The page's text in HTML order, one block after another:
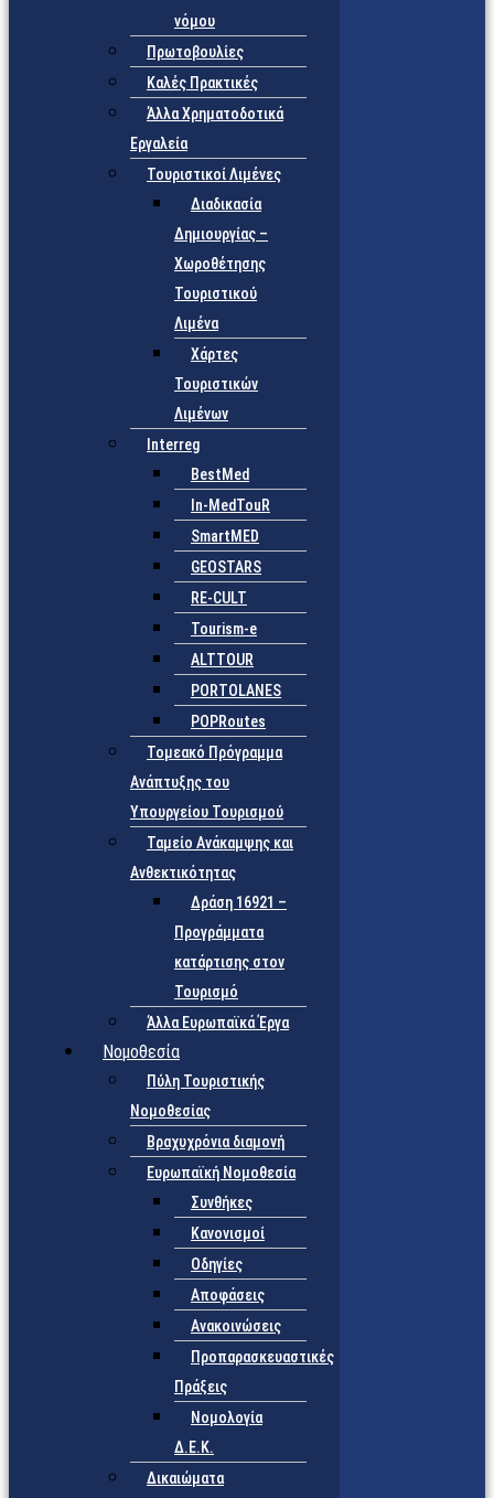
νόμου
Πρωτοβουλίες
Καλές Πρακτικές
Άλλα Χρηματοδοτικά
Εργαλεία
Τουριστικοί Λιμένες
Διαδικασία
Δημιουργίας –
Χωροθέτησης
Τουριστικού
Λιμένα
Χάρτες
Τουριστικών
Λιμένων
Interreg
BestMed
In-MedTouR
SmartMED
GEOSTARS
RE-CULT
Tourism-e
ALTTOUR
PORTOLANES
POPRoutes
Τομεακό Πρόγραμμα
Ανάπτυξης του
Υπουργείου Τουρισμού
Ταμείο Ανάκαμψης και
Ανθεκτικότητας
Δράση 16921 –
Προγράμματα
κατάρτισης στον
Τουρισμό
Άλλα Ευρωπαϊκά Έργα
Νομοθεσία
Πύλη Τουριστικής
Νομοθεσίας
Βραχυχρόνια διαμονή
Ευρωπαϊκή Νομοθεσία
Συνθήκες
Κανονισμοί
Οδηγίες
Αποφάσεις
Ανακοινώσεις
Προπαρασκευαστικές
Πράξεις
Νομολογία
Δ.Ε.Κ.
Δικαιώματα